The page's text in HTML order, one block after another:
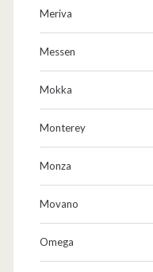
Meriva
Messen
Mokka
Monterey
Monza
Movano
Omega